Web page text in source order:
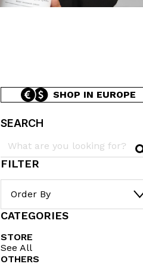
SHOP IN EUROPE
SEARCH
FILTER
Order By
CATEGORIES
STORE
See All
OTHERS